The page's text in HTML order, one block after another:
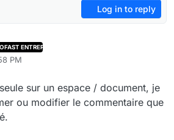
Log in to reply
ENTREPRISE
PM
16, 2019, 3:05 PM
sur un espace / document, je
ou modifier le commentaire que